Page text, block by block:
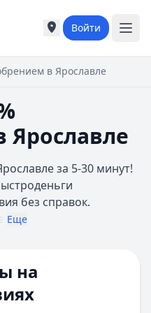
Города России
Москва
А
Б
Барнаул
Белгород
Города России
Москва
А
Б
Барнаул
Белгород
Войти
в Ярославле
Ярославле
за 5-30 минут!
без справок.
Еще
на